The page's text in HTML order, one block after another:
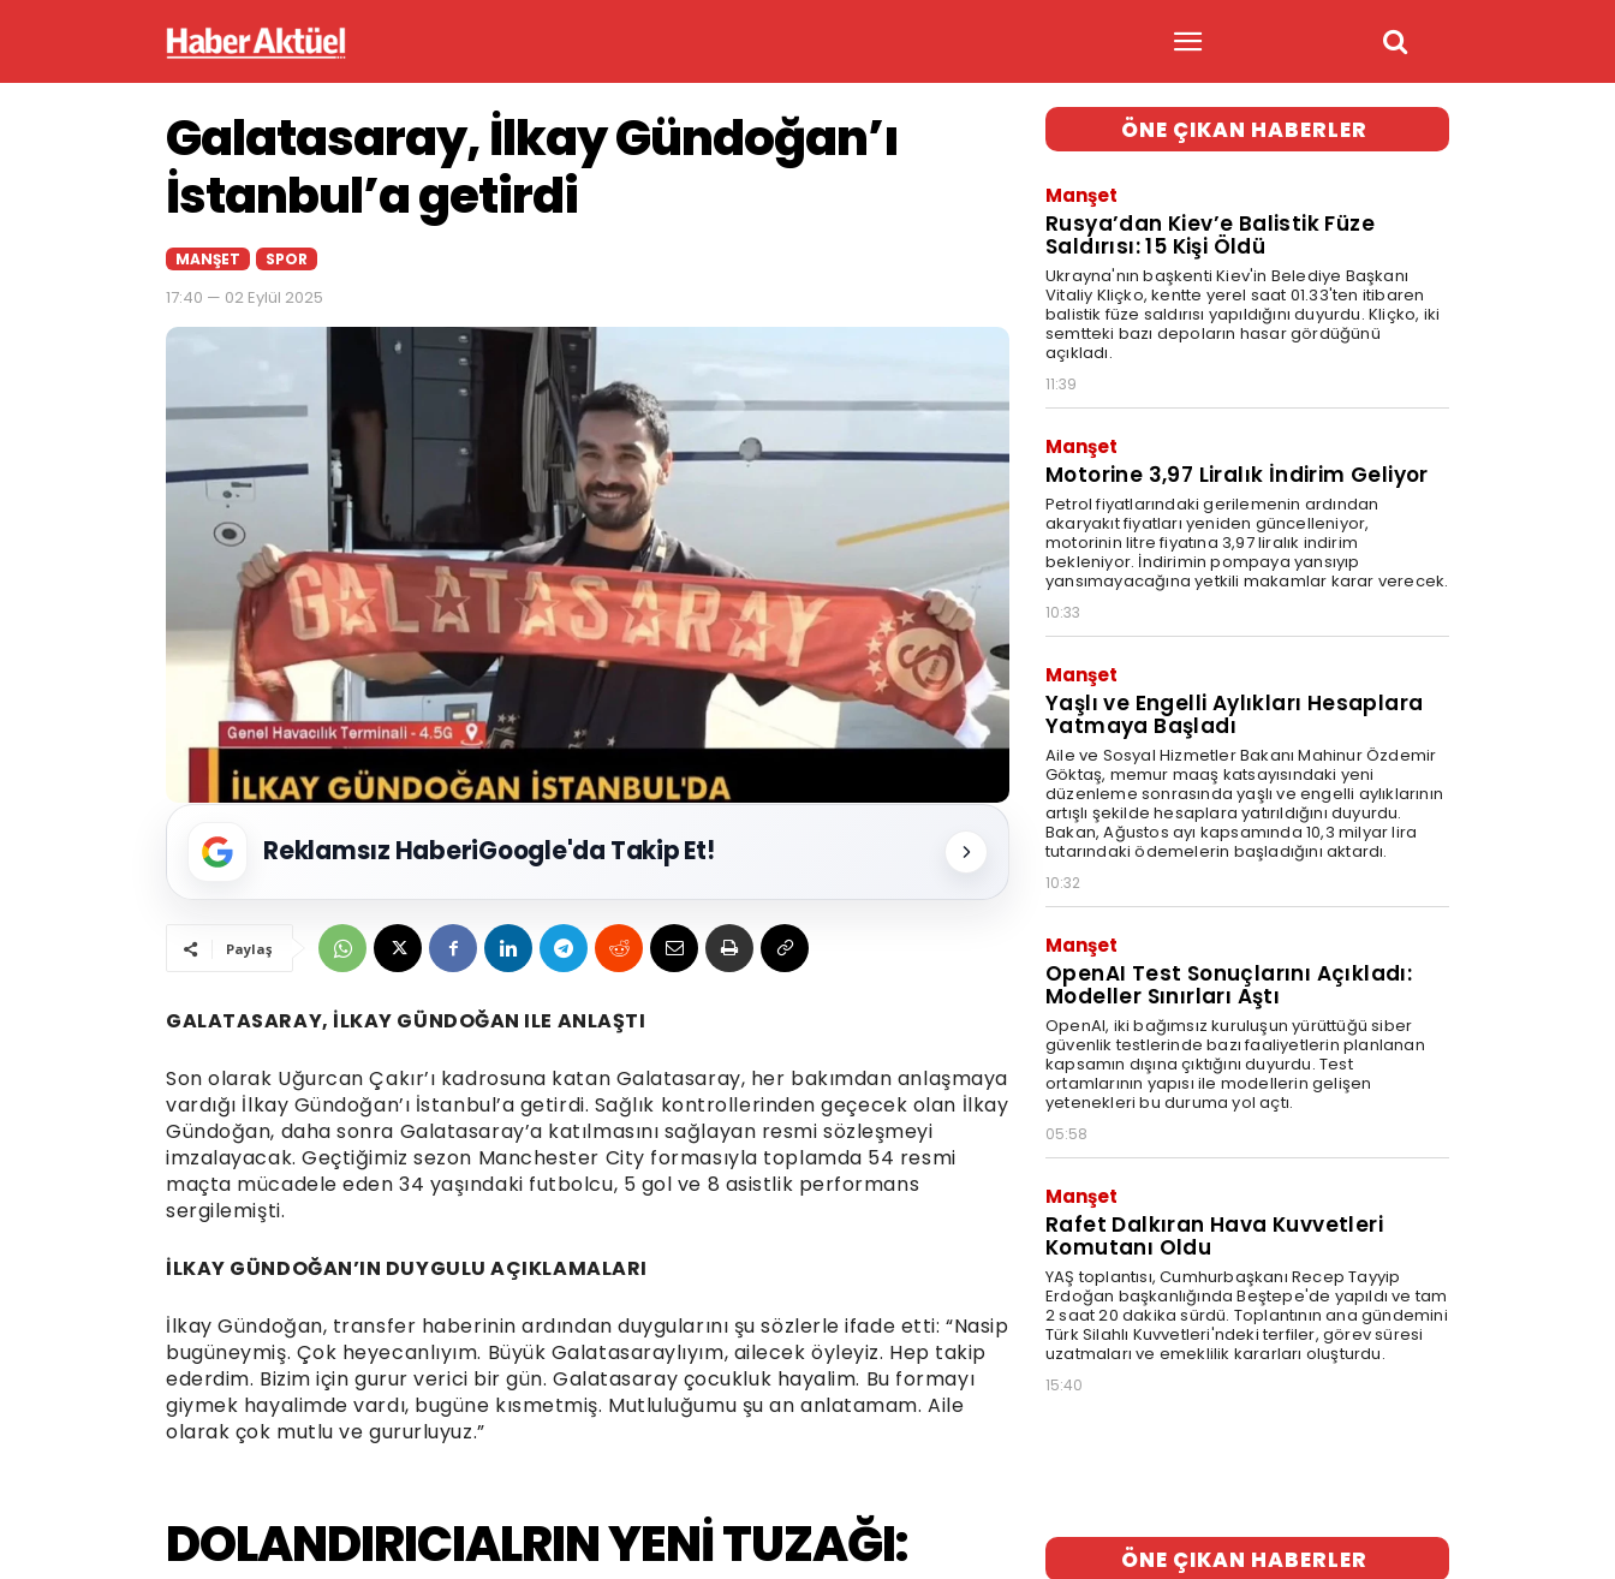
Galatasaray, İlkay Gündoğan’ı
İstanbul’a getirdi
MANŞET SPOR
17:40 — 02 Eylül 2025
Reklamsız HaberiGoogle'da Takip Et!
Paylaş
GALATASARAY, İLKAY GÜNDOĞAN ILE ANLAŞTI
Son olarak Uğurcan Çakır’ı kadrosuna katan Galatasaray, her bakımdan anlaşmaya
vardığı İlkay Gündoğan’ı İstanbul’a getirdi. Sağlık kontrollerinden geçecek olan İlkay
Gündoğan, daha sonra Galatasaray’a katılmasını sağlayan resmi sözleşmeyi
imzalayacak. Geçtiğimiz sezon Manchester City formasıyla toplamda 54 resmi
maçta mücadele eden 34 yaşındaki futbolcu, 5 gol ve 8 asistlik performans
sergilemişti.
İLKAY GÜNDOĞAN’IN DUYGULU AÇIKLAMALARI
İlkay Gündoğan, transfer haberinin ardından duygularını şu sözlerle ifade etti: “Nasip
bugüneymiş. Çok heyecanlıyım. Büyük Galatasaraylıyım, ailecek öyleyiz. Hep takip
ederdim. Bizim için gurur verici bir gün. Galatasaray çocukluk hayalim. Bu formayı
giymek hayalimde vardı, bugüne kısmetmiş. Mutluluğumu şu an anlatamam. Aile
olarak çok mutlu ve gururluyuz.”
ÖNE ÇIKAN HABERLER
Manşet
Rusya’dan Kiev’e Balistik Füze
Saldırısı: 15 Kişi Öldü
Ukrayna'nın başkenti Kiev'in Belediye Başkanı
Vitaliy Kliçko, kentte yerel saat 01.33'ten itibaren
balistik füze saldırısı yapıldığını duyurdu. Kliçko, iki
semtteki bazı depoların hasar gördüğünü
açıkladı.
11:39
Manşet
Motorine 3,97 Liralık İndirim Geliyor
Petrol fiyatlarındaki gerilemenin ardından
akaryakıt fiyatları yeniden güncelleniyor,
motorinin litre fiyatına 3,97 liralık indirim
bekleniyor. İndirimin pompaya yansıyıp
yansımayacağına yetkili makamlar karar verecek.
10:33
Manşet
Yaşlı ve Engelli Aylıkları Hesaplara
Yatmaya Başladı
Aile ve Sosyal Hizmetler Bakanı Mahinur Özdemir
Göktaş, memur maaş katsayısındaki yeni
düzenleme sonrasında yaşlı ve engelli aylıklarının
artışlı şekilde hesaplara yatırıldığını duyurdu.
Bakan, Ağustos ayı kapsamında 10,3 milyar lira
tutarındaki ödemelerin başladığını aktardı.
10:32
Manşet
OpenAI Test Sonuçlarını Açıkladı:
Modeller Sınırları Aştı
OpenAI, iki bağımsız kuruluşun yürüttüğü siber
güvenlik testlerinde bazı faaliyetlerin planlanan
kapsamın dışına çıktığını duyurdu. Test
ortamlarının yapısı ile modellerin gelişen
yetenekleri bu duruma yol açtı.
05:58
Manşet
Rafet Dalkıran Hava Kuvvetleri
Komutanı Oldu
YAŞ toplantısı, Cumhurbaşkanı Recep Tayyip
Erdoğan başkanlığında Beştepe'de yapıldı ve tam
2 saat 20 dakika sürdü. Toplantının ana gündemini
Türk Silahlı Kuvvetleri'ndeki terfiler, görev süresi
uzatmaları ve emeklilik kararları oluşturdu.
15:40